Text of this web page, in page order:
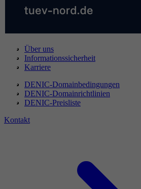
Über uns
Informationssicherheit
Karriere
DENIC-Domainbedingungen
DENIC-Domainrichtlinien
DENIC-Preisliste
Kontakt